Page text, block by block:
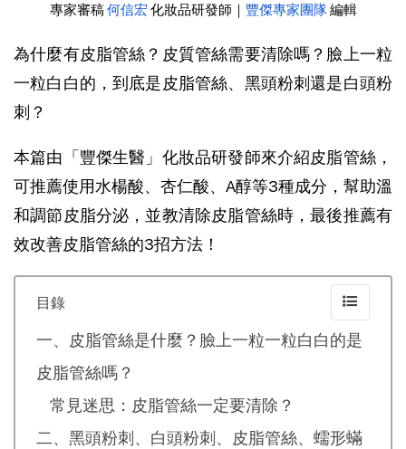
專家審稿 何信宏 化妝品研發師｜ 豐傑專家團隊 編輯
為什麼有皮脂管絲？皮質管絲需要清除嗎？臉上一粒
一粒白白的，到底是皮脂管絲、黑頭粉刺還是白頭粉
刺？
本篇由「豐傑生醫」化妝品研發師來介紹皮脂管絲，
可推薦使用水楊酸、杏仁酸、A醇等3種成分，幫助溫
和調節皮脂分泌，並教清除皮脂管絲時，最後推薦有
效改善皮脂管絲的3招方法！
目錄
一、皮脂管絲是什麼？臉上一粒一粒白白的是
皮脂管絲嗎？
常見迷思：皮脂管絲一定要清除？
二、黑頭粉刺、白頭粉刺、皮脂管絲、蠕形蟎